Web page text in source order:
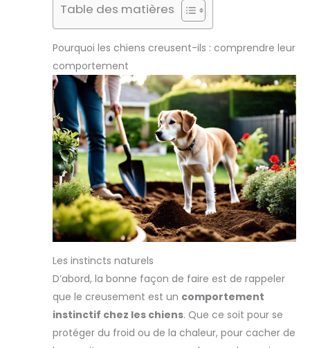
Table des matières
Pourquoi les chiens creusent-ils : comprendre leur
comportement
Les instincts naturels
D’abord, la bonne façon de faire est de rappeler
que le creusement est un comportement
instinctif chez les chiens. Que ce soit pour se
protéger du froid ou de la chaleur, pour cacher de